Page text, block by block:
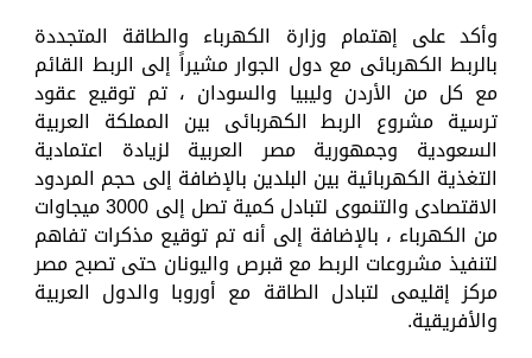
وأكد على إهتمام وزارة الكهرباء والطاقة المتجددة
بالربط الكهربائى مع دول الجوار مشيراً إلى الربط القائم
مع كل من الأردن وليبيا والسودان ، تم توقيع عقود
ترسية مشروع الربط الكهربائى بين المملكة العربية
السعودية وجمهورية مصر العربية لزيادة اعتمادية
التغذية الكهربائية بين البلدين بالإضافة إلى حجم المردود
الاقتصادى والتنموى لتبادل كمية تصل إلى 3000 ميجاوات
من الكهرباء ، بالإضافة إلى أنه تم توقيع مذكرات تفاهم
لتنفيذ مشروعات الربط مع قبرص واليونان حتى تصبح مصر
مركز إقليمى لتبادل الطاقة مع أوروبا والدول العربية
والأفريقية.